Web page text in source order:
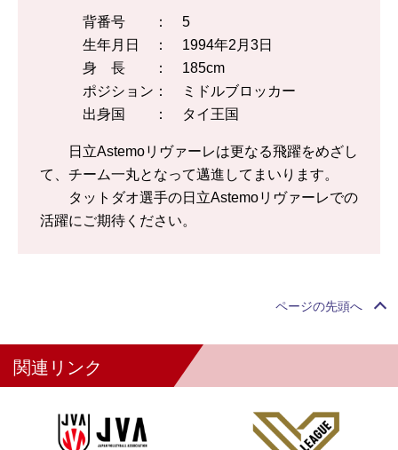
背番号 ： 5
生年月日 ： 1994年2月3日
身 長 ： 185cm
ポジション： ミドルブロッカー
出身国 ： タイ王国
日立Astemoリヴァーレは更なる飛躍をめざし
て、チーム一丸となって邁進してまいります。
タットダオ選手の日立Astemoリヴァーレでの
活躍にご期待ください。
ページの先頭へ
関連リンク